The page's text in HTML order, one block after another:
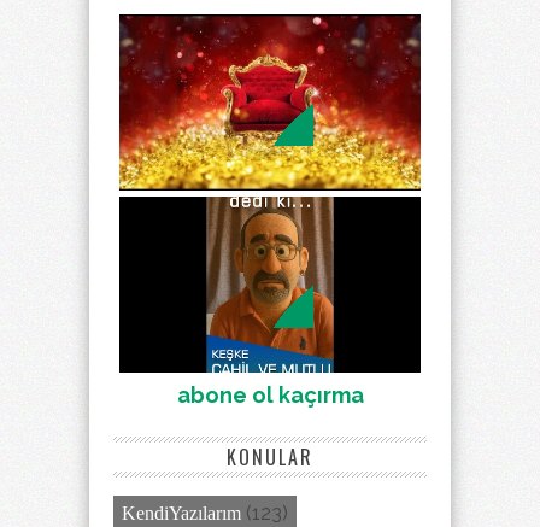
abone ol kaçırma
KONULAR
KendiYazılarım (123)